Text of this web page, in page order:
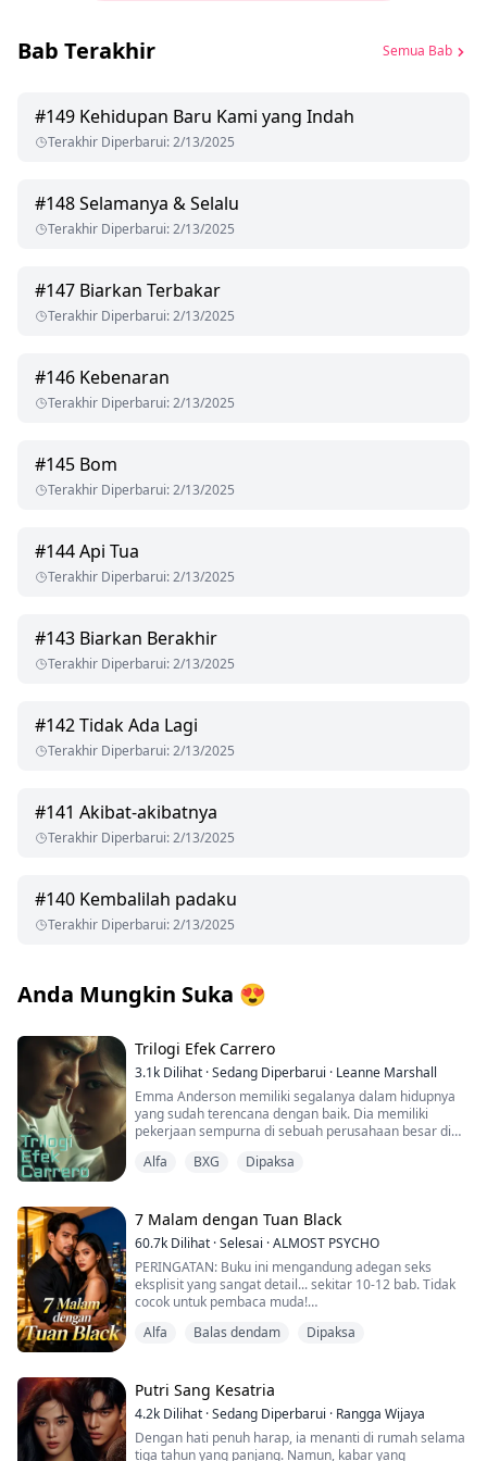
Bab Terakhir Semua Bab
#149 Kehidupan Baru Kami yang Indah
Terakhir Diperbarui:2/13/2025
#148Selamanya & Selalu
Terakhir Diperbarui:2/13/2025
#147 Biarkan Terbakar
Terakhir Diperbarui:2/13/2025
#146 Kebenaran
Terakhir Diperbarui:2/13/2025
#145 Bom
Terakhir Diperbarui:2/13/2025
#144Api Tua
Terakhir Diperbarui:2/13/2025
#143 Biarkan Berakhir
Terakhir Diperbarui:2/13/2025
#142Tidak Ada Lagi
Terakhir Diperbarui:2/13/2025
#141 Akibat-akibatnya
Terakhir Diperbarui:2/13/2025
#140 Kembalilah padaku
Terakhir Diperbarui:2/13/2025
Anda Mungkin Suka 😍
Trilogi Efek Carrero
3.1k Dilihat ·Sedang Diperbarui · Leanne Marshall
Emma Anderson memiliki segalanya dalam hidupnya
yang sudah terencana dengan baik. Dia memiliki
pekerjaan sempurna di sebuah perusahaan besar di
kehidupan yang tenang dan teratur. Hal ini sangat
yang tidak berguna. Namun, ada satu masalah yang
bisa menggagalkan semua yang dia pikir dia butuhkan
dalam hidupnya. Promosinya membawanya langsung
ke dalam pekerjaan dekat dengan Jacob Carrero,
seorang miliarder muda, tampan, dan playboy dengan
reputasi yang menakutkan sebagai pemain. Terjebak
sebagai tangan kanannya, setiap saat dalam setiap
hari, dia menyadari bahwa Jacob adalah tipe orang
yang bukan Emma. Impulsif, percaya diri, santai,
dominan, dan menyenangkan, dengan sikap yang
sangat santai terhadap seks kasual dan kencan. Jake
adalah satu-satunya yang mampu menghancurkan
Alfa BXG Dipaksa
7 Malam dengan Tuan Black
60.7k Dilihat ·Selesai ·ALMOST PSYCHO
PERINGATAN: Buku ini mengandung adegan seks
eksplisit yang sangat detail... sekitar 10-12 bab. Tidak
cocok untuk pembaca muda!
"Apa yang kamu lakukan?" Dakota mencengkeram
"Menyentuhmu." Bisikan keluar dari bibirku dan aku
melihat matanya menyipit padaku seolah aku telah
menghinanya.
Alfa Balas dendam Dipaksa
Putri Sang Kesatria
4.2k Dilihat ·Sedang Diperbarui · Rangga Wijaya
Dengan hati penuh harap, ia menanti di rumah selama
tiga tahun yang panjang. Namun, kabar yang